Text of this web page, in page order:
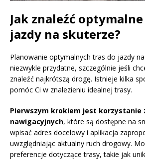
Jak znaleźć
jazdy na skuterze?
Planowanie optymalnych tras do jazdy
niezwykle przydatne, szczególnie jeśli
znaleźć najkrótszą drogę. Istnieje kilka
pomóc Ci w znalezieniu idealnej trasy.
Pierwszym krokiem jest korzystanie
nawigacyjnych, które są dostępne na
wpisać adres docelowy i aplikacja
uwzględniając aktualny ruch drogowy.
preferencje dotyczące trasy, takie jak